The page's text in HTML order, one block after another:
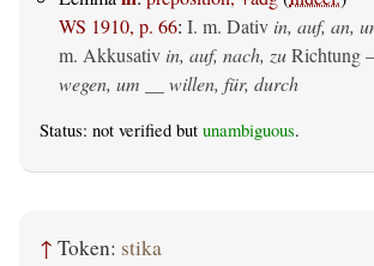
WS 1910, p. 66: I. m. Dativ in, auf, an,
m. Akkusativ in, auf, nach, zuRichtung
wegen, um __ willen, für, durch
Status: not verified but unambiguous.
↑ Token: stika